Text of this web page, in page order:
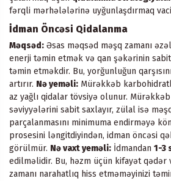
fərqli mərhələlərinə uyğunlaşdırmaq
İdman Öncəsi Qidalanma
Məqsəd: Əsas məqsəd məşq zamanı
enerji təmin etmək və qan şəkərinin sabit
təmin etməkdir. Bu, yorğunluğun
artırır. Nə yeməli: Mürəkkəb
az yağlı qidalar tövsiyə olunur.
səviyyələrini sabit saxlayır, zülal isə
parçalanmasını minimuma endirməyə
prosesini ləngitdiyindən, idman öncəsi
görülmür. Nə vaxt yeməli: İdmandan 1-3
edilməlidir. Bu, həzm üçün kifayət qədər
zamanı narahatlıq hiss etməməyinizi